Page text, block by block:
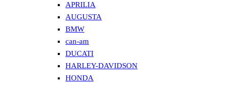
APRILIA
AUGUSTA
BMW
can-am
DUCATI
HARLEY-DAVIDSON
HONDA